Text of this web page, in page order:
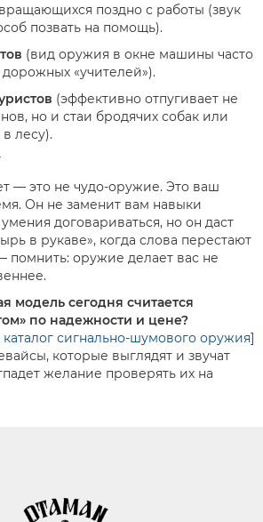
поздно с работы (звук
позвать на помощь).
(вид оружия в окне машины часто
«учителей»).
(эффективно отпугивает не
но и стаи бродячих собак или
лесу).
— это не чудо-оружие. Это ваш
Он не заменит вам навыки
договариваться, но он даст
в рукаве», когда слова перестают
помнить: оружие делает вас не
модель сегодня считается
по надежности и цене?
сигнально-шумового оружия]
которые выглядят и звучат
желание проверять их на